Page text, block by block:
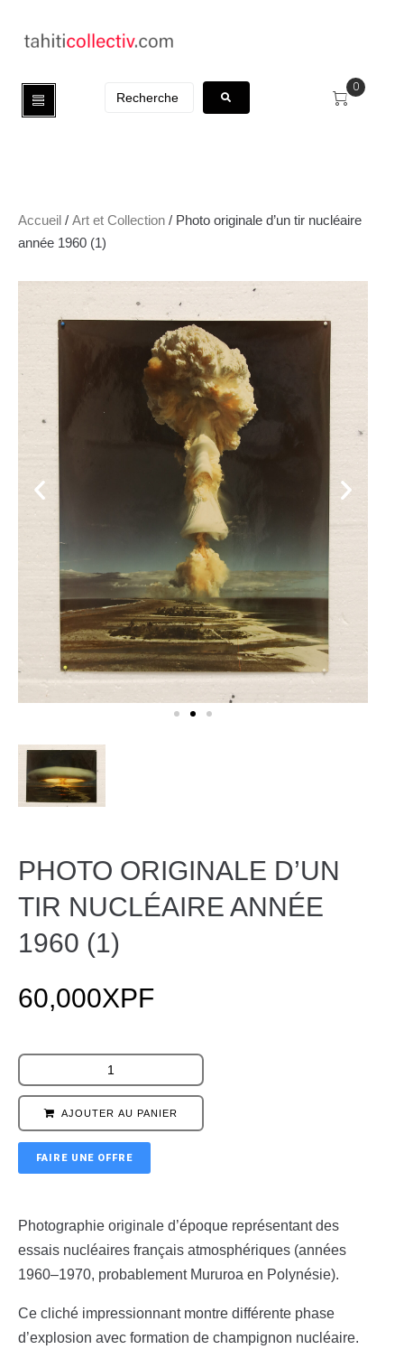
0
Accueil / Art et Collection / Photo originale d’un tir nucléaire
année 1960 (1)
PHOTO ORIGINALE D’UN
TIR NUCLÉAIRE ANNÉE
1960 (1)
60,000XPF
AJOUTER AU PANIER
FAIRE UNE OFFRE
Photographie originale d’époque représentant des
essais nucléaires français atmosphériques (années
1960–1970, probablement Mururoa en Polynésie).
Ce cliché impressionnant montre différente phase
d’explosion avec formation de champignon nucléaire.